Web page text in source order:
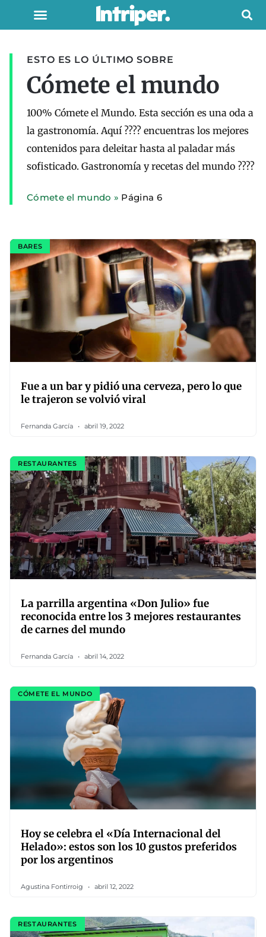
ESTO ES LO ÚLTIMO SOBRE
Cómete el mundo
100% Cómete el Mundo. Esta sección es una oda a
la gastronomía. Aquí ???? encuentras los mejores
contenidos para deleitar hasta al paladar más
sofisticado. Gastronomía y recetas del mundo ????
Cómete el mundo » Página 6
BARES
Fue a un bar y pidió una cerveza, pero lo que
le trajeron se volvió viral
Fernanda García abril 19, 2022
RESTAURANTES
La parrilla argentina «Don Julio» fue
reconocida entre los 3 mejores restaurantes
de carnes del mundo
Fernanda García abril 14, 2022
CÓMETE EL MUNDO
Hoy se celebra el «Día Internacional del
Helado»: estos son los 10 gustos preferidos
por los argentinos
Agustina Fontirroig abril 12, 2022
RESTAURANTES